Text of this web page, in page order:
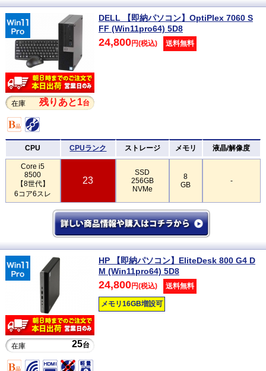
在庫 残りあと1台
DELL 【即納パソコン】OptiPlex 7060 S
FF (Win11pro64) 5D8
24,800円(税込) 送料無料
CPU CPUランク ストレージ メモリ 液晶/解像度
Core i5
8500
【8世代】
6コア6スレ
23
SSD
256GB
NVMe
8
GB
-
在庫 25台
HP 【即納パソコン】EliteDesk 800 G4 D
M (Win11pro64) 5D8
24,800円(税込) 送料無料
メモリ16GB増設可